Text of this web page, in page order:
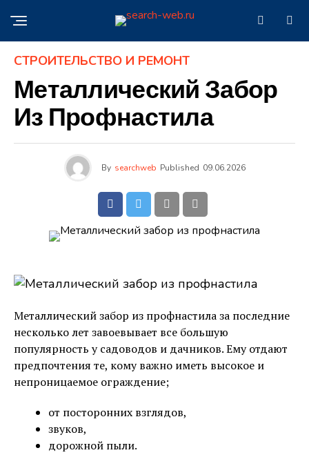
СТРОИТЕЛЬСТВО И РЕМОНТ
Металлический Забор
Из Профнастила
By searchweb Published 09.06.2026
Металлический забор из профнастила за последние
несколько лет завоевывает все большую
популярность у садоводов и дачников. Ему отдают
предпочтения те, кому важно иметь высокое и
непроницаемое ограждение;
от посторонних взглядов,
звуков,
дорожной пыли.